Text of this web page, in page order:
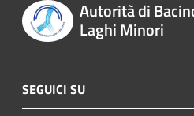
Autorità di
Laghi Minori
SEGUICI SU